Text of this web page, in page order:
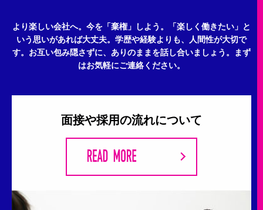
より楽しい会社へ。今を「棄権」しよう。
「楽しく働きたい」と
いう思いがあれば大丈夫。 学歴や経験よりも、人間性が大切で
す。 お互い包み隠さずに、ありのままを話し合いましょう。
まず
はお気軽にご連絡ください。
面接や採用の流れについて